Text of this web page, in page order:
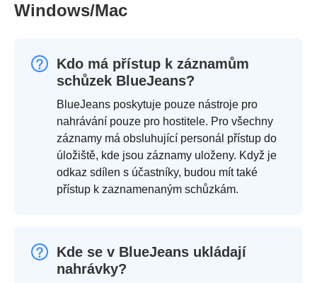
Windows/Mac
Kdo má přístup k záznamům
schůzek BlueJeans?
BlueJeans poskytuje pouze nástroje pro
nahrávání pouze pro hostitele. Pro všechny
záznamy má obsluhující personál přístup do
úložiště, kde jsou záznamy uloženy. Když je
odkaz sdílen s účastníky, budou mít také
přístup k zaznamenaným schůzkám.
Kde se v BlueJeans ukládají
nahrávky?